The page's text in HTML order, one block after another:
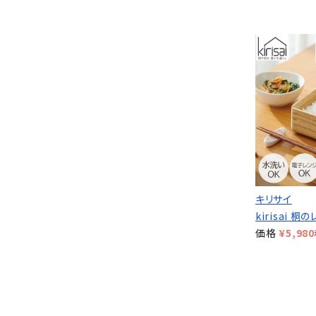
キリサイ
kirisai 桐の
価格 ¥5,980